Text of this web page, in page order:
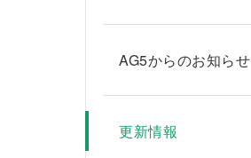
AG5からのお知らせ
更新情報